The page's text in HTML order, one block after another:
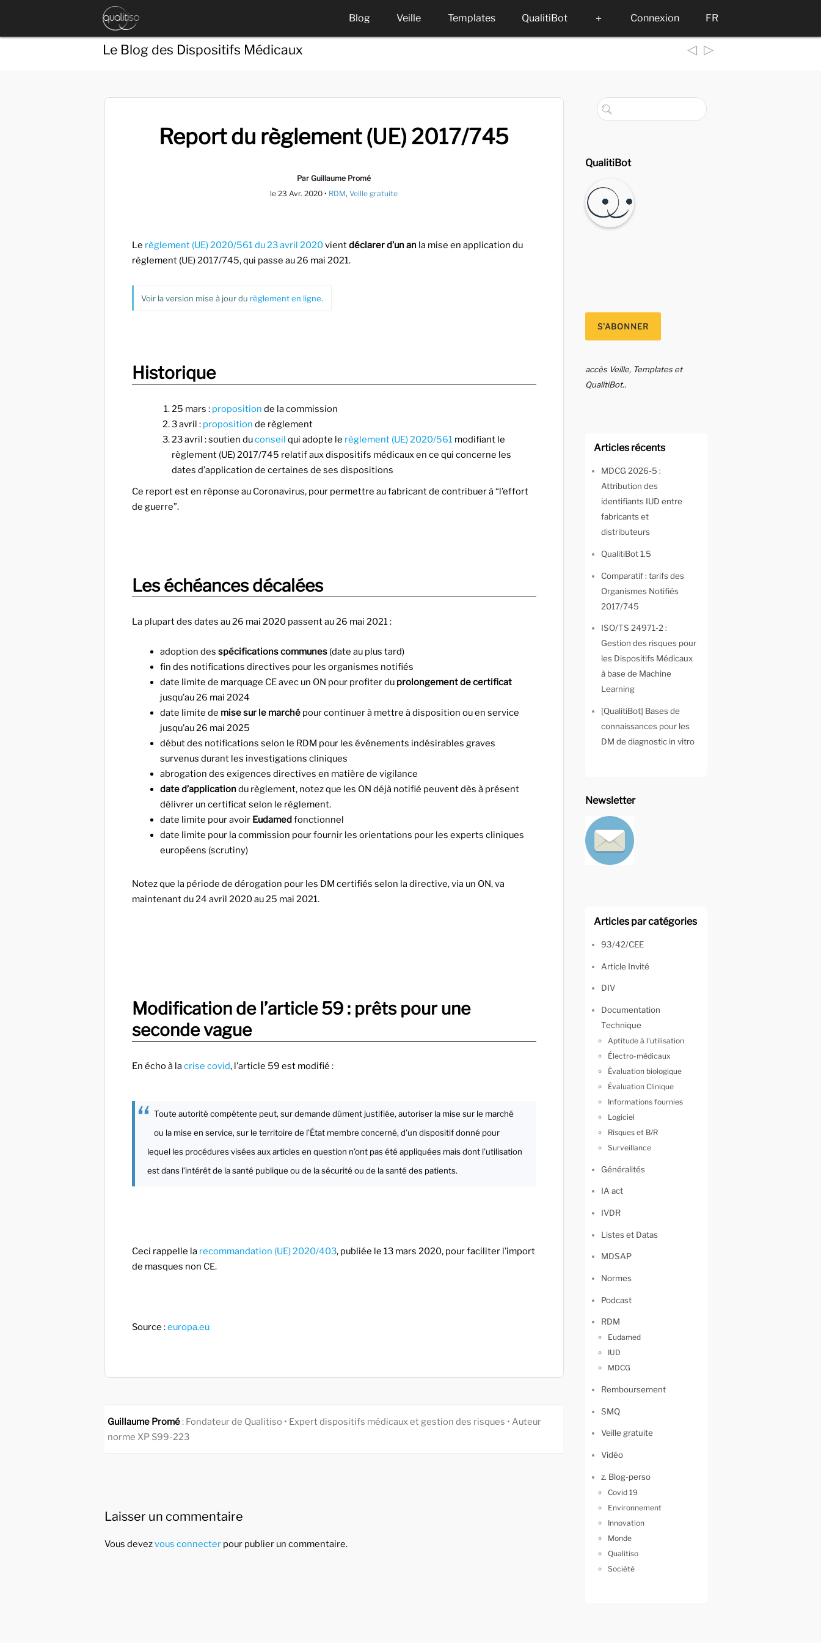
Blog Veille Templates QualitiBot ＋ Connexion FR
Le Blog des Dispositifs Médicaux ◁ ▷
Report du règlement (UE) 2017/745
Par Guillaume Promé
le 23 Avr. 2020 • RDM,Veille gratuite
Le règlement (UE) 2020/561 du 23 avril 2020 vientdéclarer d’un an la mise en application du
règlement (UE) 2017/745, qui passe au 26 mai 2021.
Voir la version mise à jour du règlement en ligne.
Historique
25 mars : proposition de la commission
3 avril : proposition de règlement
23 avril : soutien duconseil qui adopte le règlement (UE) 2020/561modifiant le
règlement (UE) 2017/745 relatif aux dispositifs médicaux en ce qui concerne les
dates d’application de certaines de ses dispositions
Ce report est en réponse au Coronavirus, pour permettre au fabricant de contribuer à “l’effort
de guerre”.
Les échéances décalées
La plupart des dates au 26 mai 2020 passent au 26 mai 2021 :
adoption des spécifications communes (date au plus tard)
fin des notifications directives pour les organismes notifiés
date limite de marquage CE avec un ON pour profiter du prolongement de certificat
jusqu’au 26 mai 2024
date limite de mise sur le marché pour continuer à mettre à disposition ou en service
jusqu’au 26 mai 2025
début des notifications selon le RDM pour les événements indésirables graves
survenus durant les investigations cliniques
abrogation des exigences directives en matière de vigilance
date d’applicationdu règlement, notez que les ON déjà notifié peuvent dès à présent
délivrer un certificat selon le règlement.
date limite pour avoir Eudamed fonctionnel
date limite pour la commission pour fournir les orientations pour les experts cliniques
européens (scrutiny)
Notez que la période de dérogation pour les DM certifiés selon la directive, via un ON, va
maintenant du 24 avril 2020 au 25 mai 2021.
Modification de l’article 59 : prêts pour une
seconde vague
En écho à la crise covid, l’article 59 est modifié :
Toute autorité compétente peut, sur demande dûment justifiée, autoriser la mise sur le marché
ou la mise en service, sur le territoire de l’État membre concerné, d’un dispositif donné pour
lequel les procédures visées aux articles en question n’ont pas été appliquées mais dont l’utilisation
est dans l’intérêt de la santé publique ou de la sécurité ou de la santé des patients.
Ceci rappelle la recommandation (UE) 2020/403, publiée le 13 mars 2020, pour faciliter l’import
de masques non CE.
Source :europa.eu
Guillaume Promé: Fondateur de Qualitiso • Expert dispositifs médicaux et gestion des risques • Auteur
norme XP S99-223
Laisser un commentaire
Vous devezvous connecter pour publier un commentaire.
QualitiBot
accès Veille, Templates et
QualitiBot..
Articles récents
MDCG 2026-5 :
Attribution des
identifiants IUD entre
fabricants et
distributeurs
QualitiBot 1.5
Comparatif : tarifs des
Organismes Notifiés
2017/745
ISO/TS 24971-2 :
Gestion des risques pour
les Dispositifs Médicaux
à base de Machine
Learning
[QualitiBot] Bases de
connaissances pour les
DM de diagnostic in vitro
Newsletter
Articles par catégories
93/42/CEE
Article Invité
DIV
Documentation
Technique
Aptitude à l'utilisation
Électro-médicaux
Évaluation biologique
Évaluation Clinique
Informations fournies
Logiciel
Risques et B/R
Surveillance
Généralités
IA act
IVDR
Listes et Datas
MDSAP
Normes
Podcast
RDM
Eudamed
IUD
MDCG
Remboursement
SMQ
Veille gratuite
Vidéo
z. Blog-perso
Covid 19
Environnement
Innovation
Monde
Qualitiso
Société